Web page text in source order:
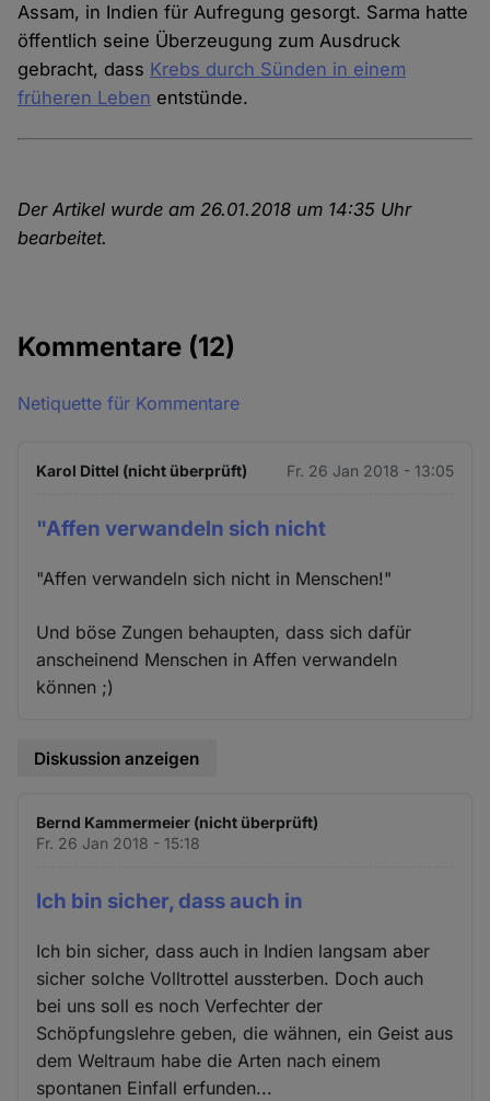
Assam, in Indien für Aufregung gesorgt. Sarma hatte
öffentlich seine Überzeugung zum Ausdruck
gebracht, dass Krebs durch Sünden in einem
früheren Leben entstünde.
Der Artikel wurde am 26.01.2018 um 14:35 Uhr
bearbeitet.
Kommentare (12)
Netiquette für Kommentare
Karol Dittel (nicht überprüft) Fr. 26 Jan 2018 - 13:05
"Affen verwandeln sich nicht
"Affen verwandeln sich nicht in Menschen!"
Und böse Zungen behaupten, dass sich dafür
anscheinend Menschen in Affen verwandeln
können ;)
Diskussion anzeigen
Bernd Kammermeier (nicht überprüft)
Fr. 26 Jan 2018 - 15:18
Ich bin sicher, dass auch in
Ich bin sicher, dass auch in Indien langsam aber
sicher solche Volltrottel aussterben. Doch auch
bei uns soll es noch Verfechter der
Schöpfungslehre geben, die wähnen, ein Geist aus
dem Weltraum habe die Arten nach einem
spontanen Einfall erfunden...